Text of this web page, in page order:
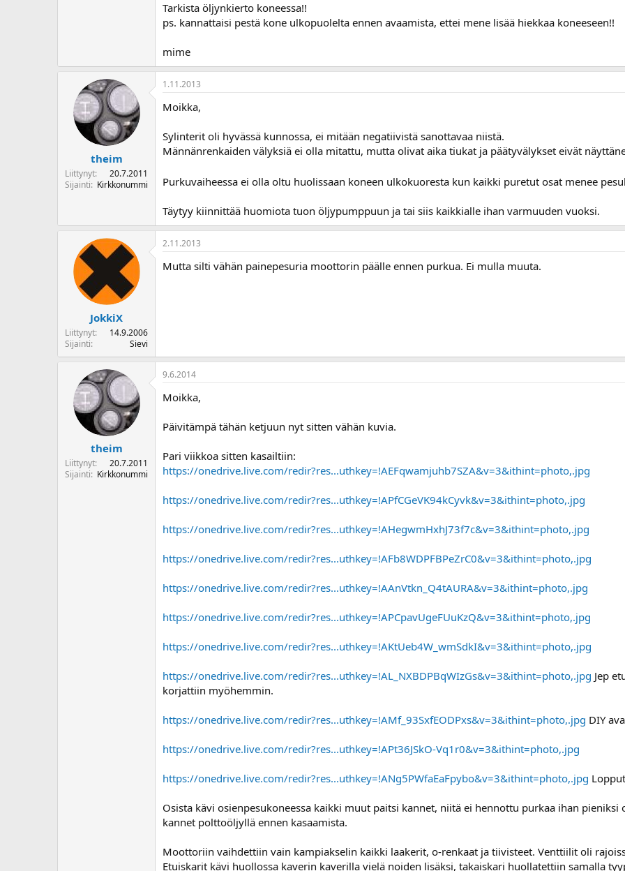
Tarkista öljynkierto koneessa!!
ps. kannattaisi pestä kone ulkopuolelta ennen avaamista, ettei mene lisää hiekkaa koneeseen!!
mime
theim
Liittynyt
20.7.2011
Sijainti
Kirkkonummi
1.11.2013
Moikka,
Sylinterit oli hyvässä kunnossa, ei mitään negatiivistä sanottavaa niistä.
Männänrenkaiden välyksiä ei olla mitattu, mutta olivat aika tiukat ja päätyvälykset eivät
Purkuvaiheessa ei olla oltu huolissaan koneen ulkokuoresta kun kaikki puretut osat menee
Täytyy kiinnittää huomiota tuon öljypumppuun ja tai siis kaikkialle ihan varmuuden vuoksi.
JokkiX
Liittynyt
14.9.2006
Sijainti
Sievi
2.11.2013
Mutta silti vähän painepesuria moottorin päälle ennen purkua. Ei mulla muuta.
theim
Liittynyt
20.7.2011
Sijainti
Kirkkonummi
9.6.2014
Moikka,
Päivitämpä tähän ketjuun nyt sitten vähän kuvia.
Pari viikkoa sitten kasailtiin:
https://onedrive.live.com/redir?res...uthkey=!AEFqwamjuhb7SZA&v=3&ithint=photo,.jpg
https://onedrive.live.com/redir?res...uthkey=!APfCGeVK94kCyvk&v=3&ithint=photo,.jpg
https://onedrive.live.com/redir?res...uthkey=!AHegwmHxhJ73f7c&v=3&ithint=photo,.jpg
https://onedrive.live.com/redir?res...uthkey=!AFb8WDPFBPeZrC0&v=3&ithint=photo,.jpg
https://onedrive.live.com/redir?res...uthkey=!AAnVtkn_Q4tAURA&v=3&ithint=photo,.jpg
https://onedrive.live.com/redir?res...uthkey=!APCpavUgeFUuKzQ&v=3&ithint=photo,.jpg
https://onedrive.live.com/redir?res...uthkey=!AKtUeb4W_wmSdkI&v=3&ithint=photo,.jpg
https://onedrive.live.com/redir?res...uthkey=!AL_NXBDPBqWIzGs&v=3&ithint=photo,.jpg Jep
korjattiin myöhemmin.
https://onedrive.live.com/redir?res...uthkey=!AMf_93SxfEODPxs&v=3&ithint=photo,.jpg DIY
https://onedrive.live.com/redir?res...uthkey=!APt36JSkO-Vq1r0&v=3&ithint=photo,.jpg
https://onedrive.live.com/redir?res...uthkey=!ANg5PWfaEaFpybo&v=3&ithint=photo,.jpg
Osista kävi osienpesukoneessa kaikki muut paitsi kannet, niitä ei hennottu purkaa ihan pieniksi
kannet polttoöljyllä ennen kasaamista.
Moottoriin vaihdettiin vain kampiakselin kaikki laakerit, o-renkaat ja tiivisteet. Venttiilit oli
Etuiskarit kävi huollossa kaverin kaverilla vielä noiden lisäksi, takaiskari huollatettiin samalla